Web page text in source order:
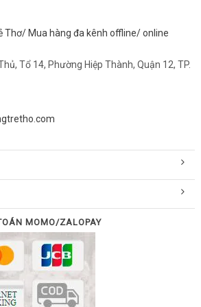
Thơ/ Mua hàng đa kênh offline/ online
Tổ 14, Phường Hiệp Thành, Quận 12, TP.
MOMO/ZALOPAY